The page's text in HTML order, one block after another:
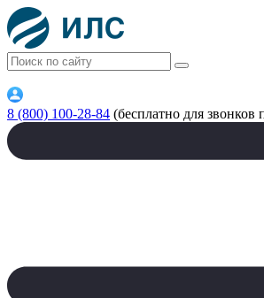
8 (800) 100-28-84 (бесплатно для